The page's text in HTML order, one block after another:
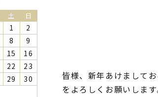
皆様、新年あけまして
をよろしくお願いします
土 日
1
2
8
9
15
16
22
23
29
30